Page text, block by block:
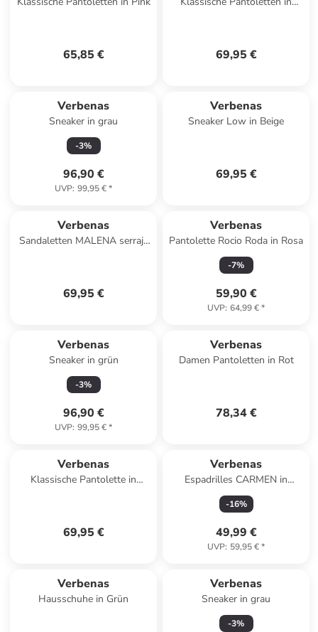
65,85 € 69,95 €
Verbenas
Sneaker in grau
-3%
96,90 €
UVP: 99,95 €*
Verbenas
Sneaker Low in Beige
69,95 €
Verbenas
Sandaletten MALENA serraje
69,95 €
Verbenas
Pantolette Rocio Roda in Rosa
-7%
59,90 €
UVP: 64,99 €*
Verbenas
Sneaker in grün
-3%
96,90 €
UVP: 99,95 €*
Verbenas
Damen Pantoletten in Rot
78,34 €
Verbenas
Klassische Pantolette in
69,95 €
Verbenas
Espadrilles CARMEN in
schwarz
-16%
49,99 €
UVP: 59,95 €*
Verbenas
Hausschuhe in Grün
Verbenas
Sneaker in grau
-3%